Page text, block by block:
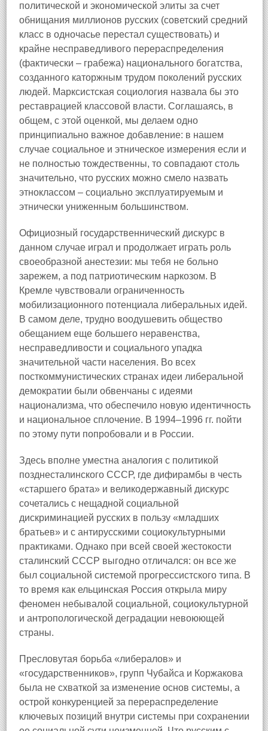
политической и экономической элиты за счет
обнищания миллионов русских (советский средний
класс в одночасье перестал существовать) и
крайне несправедливого перераспределения
(фактически – грабежа) национального богатства,
созданного каторжным трудом поколений русских
людей. Марксистская социология назвала бы это
реставрацией классовой власти. Соглашаясь, в
общем, с этой оценкой, мы делаем одно
принципиально важное добавление: в нашем
случае социальное и этническое измерения если и
не полностью тождественны, то совпадают столь
значительно, что русских можно смело назвать
этноклассом – социально эксплуатируемым и
этнически униженным большинством.
Официозный государственнический дискурс в
данном случае играл и продолжает играть роль
своеобразной анестезии: мы тебя не больно
зарежем, а под патриотическим наркозом. В
Кремле чувствовали ограниченность
мобилизационного потенциала либеральных идей.
В самом деле, трудно воодушевить общество
обещанием еще большего неравенства,
несправедливости и социального упадка
значительной части населения. Во всех
посткоммунистических странах идеи либеральной
демократии были обвенчаны с идеями
национализма, что обеспечило новую идентичность
и национальное сплочение. В 1994–1996 гг. пойти
по этому пути попробовали и в России.
Здесь вполне уместна аналогия с политикой
позднесталинского СССР, где дифирамбы в честь
«старшего брата» и великодержавный дискурс
сочетались с нещадной социальной
дискриминацией русских в пользу «младших
братьев» и с антирусскими социокультурными
практиками. Однако при всей своей жестокости
сталинский СССР выгодно отличался: он все же
был социальной системой прогрессистского типа. В
то время как ельцинская Россия открыла миру
феномен небывалой социальной, социокультурной
и антропологической деградации невоюющей
страны.
Пресловутая борьба «либералов» и
«государственников», групп Чубайса и Коржакова
была не схваткой за изменение основ системы, а
острой конкуренцией за перераспределение
ключевых позиций внутри системы при сохранении